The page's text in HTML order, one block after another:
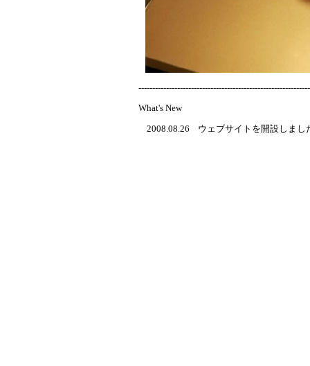
What's New
2008.08.26 ウェブサイトを開設しまし